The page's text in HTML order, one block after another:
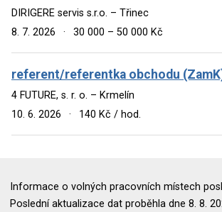
DIRIGERE servis s.r.o. – Třinec
8. 7. 2026
· 30 000 – 50 000 Kč
referent/referentka obchodu
4 FUTURE, s. r. o. – Krmelín
10. 6. 2026
· 140 Kč / hod.
Informace o volných pracovních místech
Poslední aktualizace dat proběhla dne 8. 8.